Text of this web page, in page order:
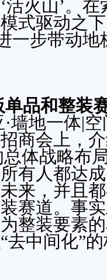
‘活火山’。在
式驱动之
一步带动
单品和整装
墙地一体|
商会上，
体战略布
有人都达
来，并且
赛道。事
整装要素
去中间化”